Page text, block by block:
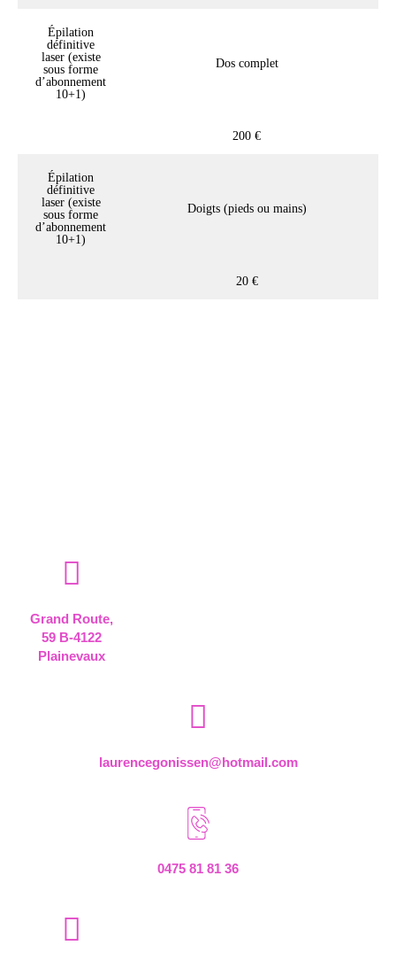
Épilation
définitive
laser (existe
sous forme
d’abonnement
10+1)
Dos complet
200 €
Épilation
définitive
laser (existe
sous forme
d’abonnement
10+1)
Doigts (pieds ou mains)
20 €
Grand Route,
59 B-4122
Plainevaux
laurencegonissen@hotmail.com
0475 81 81 36